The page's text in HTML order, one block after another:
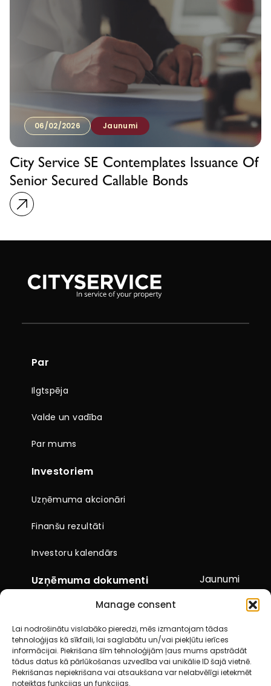
Manage consent
Lai nodrošinātu vislabāko pieredzi, mēs izmantojam tādas
tehnoloģijas kā sīkfaili, lai saglabātu un/vai piekļūtu ierīces
informācijai. Piekrišana šīm tehnoloģijām ļaus mums apstrādāt
tādus datus kā pārlūkošanas uzvedība vai unikālie ID šajā vietnē.
Piekrišanas nepiekrišana vai atsaukšana var nelabvēlīgi ietekmēt
noteiktas funkcijas un funkcijas.
06/02/2026 Jaunumi
City Service SE Contemplates Issuance Of
Senior Secured Callable Bonds
Par
Ilgtspēja
Valde un vadība
Par mums
Investoriem
Uzņēmuma akcionāri
Finanšu rezultāti
Investoru kalendārs
Uzņēmuma dokumenti
Citi dokumenti
Pārskati un paziņojumi
Akcionāru kopsapulces
Jaunumi